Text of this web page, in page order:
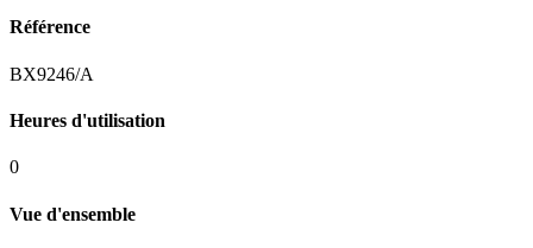
Référence
BX9246/A
Heures d'utilisation
0
Vue d'ensemble